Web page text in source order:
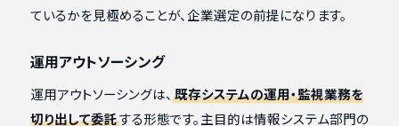
ているかを見極めることが、企業選定の前提になります。
運用アウトソーシング
運用アウトソーシングは、 既存システムの運用・監視業務を
切り出して委託する形態です。主目的は情報システム部門の